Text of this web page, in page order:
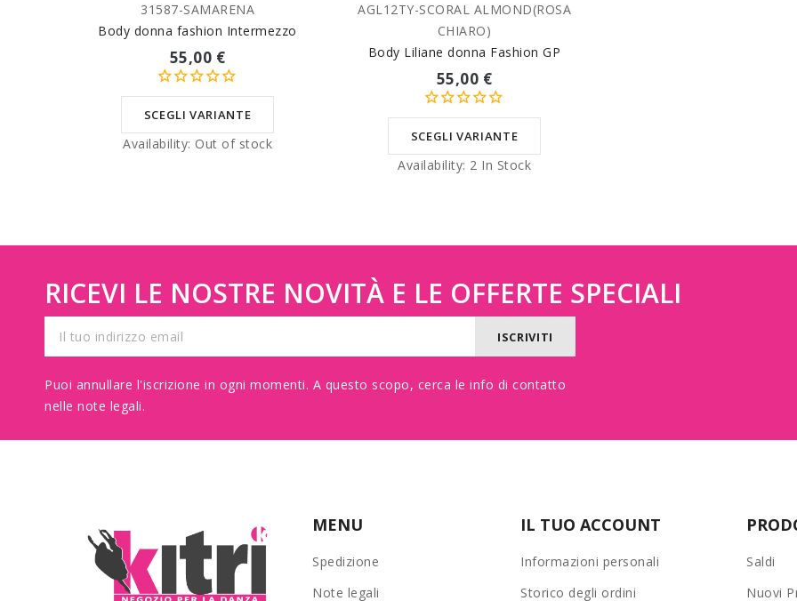
SCEGLI VARIANTE
31587-SAMARENA
Body donna fashion Intermezzo
55,00 €
SCEGLI VARIANTE
Availability: Out of stock
SCEGLI VARIANTE
AGL12TY-SCORAL ALMOND(ROSA
CHIARO)
Body Liliane donna Fashion GP
55,00 €
SCEGLI VARIANTE
Availability: 2 In Stock
RICEVI LE NOSTRE NOVITÀ E LE OFFERTE SPECIALI
Puoi annullare l'iscrizione in ogni momenti. A questo scopo, cerca le info di contatto
nelle note legali.
MENU
Spedizione
Note legali
IL TUO ACCOUNT
Informazioni personali
Storico degli ordini
Saldi
Nuovi